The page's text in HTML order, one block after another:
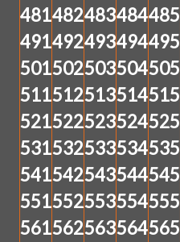
481482483484485
491492493494495
501502503504505
511512513514515
521522523524525
531532533534535
541542543544545
551552553554555
561562563564565